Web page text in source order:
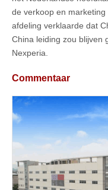
de verkoop en
afdeling verklaarde dat
China leiding zou blijven
Nexperia.
Commentaar